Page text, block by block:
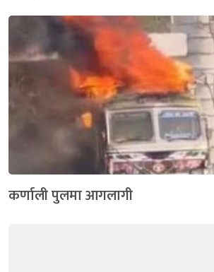
कर्णाली पुलमा आगलागी